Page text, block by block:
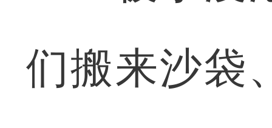
们搬来沙袋